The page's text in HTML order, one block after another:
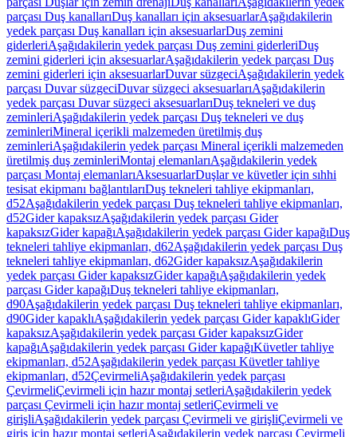
parçası Duş kanallarıDuş kanalları için aksesuarlarAşağıdakilerin
yedek parçası Duş kanalları için aksesuarlarDuş zemini
giderleriAşağıdakilerin yedek parçası Duş zemini giderleriDuş
zemini giderleri için aksesuarlarAşağıdakilerin yedek parçası Duş
zemini giderleri için aksesuarlarDuvar süzgeciAşağıdakilerin yedek
parçası Duvar süzgeciDuvar süzgeci aksesuarlarıAşağıdakilerin
yedek parçası Duvar süzgeci aksesuarlarıDuş tekneleri ve duş
zeminleriAşağıdakilerin yedek parçası Duş tekneleri ve duş
zeminleriMineral içerikli malzemeden üretilmiş duş
zeminleriAşağıdakilerin yedek parçası Mineral içerikli malzemeden
üretilmiş duş zeminleriMontaj elemanlarıAşağıdakilerin yedek
parçası Montaj elemanlarıAksesuarlarDuşlar ve küvetler için sıhhi
tesisat ekipmanı bağlantılarıDuş tekneleri tahliye ekipmanları,
d52Aşağıdakilerin yedek parçası Duş tekneleri tahliye ekipmanları,
d52Gider kapaksızAşağıdakilerin yedek parçası Gider
kapaksızGider kapağıAşağıdakilerin yedek parçası Gider kapağıDuş
tekneleri tahliye ekipmanları, d62Aşağıdakilerin yedek parçası Duş
tekneleri tahliye ekipmanları, d62Gider kapaksızAşağıdakilerin
yedek parçası Gider kapaksızGider kapağıAşağıdakilerin yedek
parçası Gider kapağıDuş tekneleri tahliye ekipmanları,
d90Aşağıdakilerin yedek parçası Duş tekneleri tahliye ekipmanları,
d90Gider kapaklıAşağıdakilerin yedek parçası Gider kapaklıGider
kapaksızAşağıdakilerin yedek parçası Gider kapaksızGider
kapağıAşağıdakilerin yedek parçası Gider kapağıKüvetler tahliye
ekipmanları, d52Aşağıdakilerin yedek parçası Küvetler tahliye
ekipmanları, d52ÇevirmeliAşağıdakilerin yedek parçası
ÇevirmeliÇevirmeli için hazır montaj setleriAşağıdakilerin yedek
parçası Çevirmeli için hazır montaj setleriÇevirmeli ve
girişliAşağıdakilerin yedek parçası Çevirmeli ve girişliÇevirmeli ve
giriş için hazır montaj setleriAşağıdakilerin yedek parçası Çevirmeli